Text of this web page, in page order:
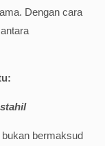
Dengan cara
bermaksud